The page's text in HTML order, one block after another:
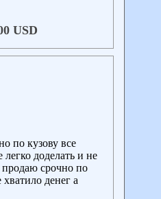
USD
по кузову все
доделать и не
продаю срочно по
денег а